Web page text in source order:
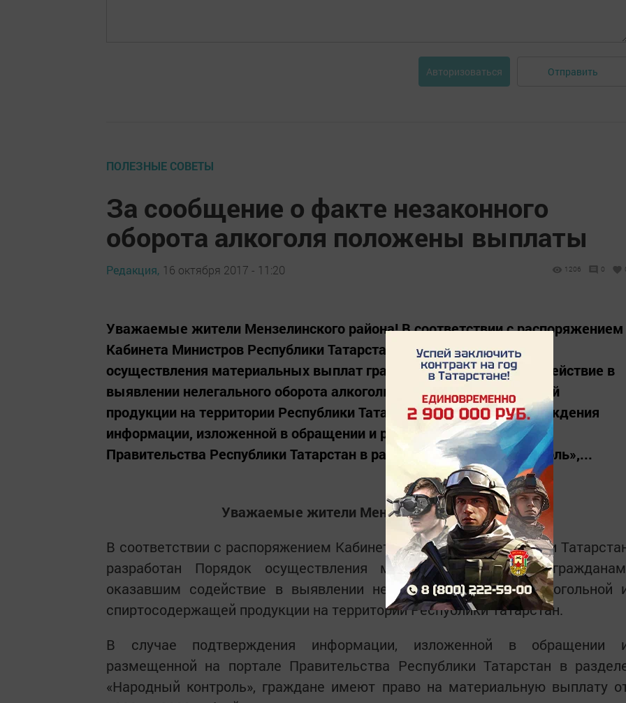
Авторизоваться Отправить
ПОЛЕЗНЫЕ СОВЕТЫ
За сообщение о факте незаконного
оборота алкоголя положены выплаты
Редакция, 16 октября 2017 - 11:20 1206 0
Уважаемые жители Мензелинского района! В соответствии с распоряжением
Кабинета Министров Республики Татарстан разработан Порядок
осуществления материальных выплат гражданам, оказавшим содействие в
выявлении нелегального оборота алкогольной и спиртосодержащей
продукции на территории Республики Татарстан. В случае подтверждения
информации, изложенной в обращении и размещенной на портале
Правительства Республики Татарстан в разделе «Народный контроль»,...
Уважаемые жители Мензелинского района!
В соответствии с распоряжением Кабинета Министров Республики
разработан Порядок осуществления материальных выплат
оказавшим содействие в выявлении нелегального оборота алкогольной
спиртосодержащей продукции на территории Республики Татарстан.
В случае подтверждения информации, изложенной в обращении
размещенной на портале Правительства Республики Татарстан в
«Народный контроль», граждане имеют право на материальную выплату